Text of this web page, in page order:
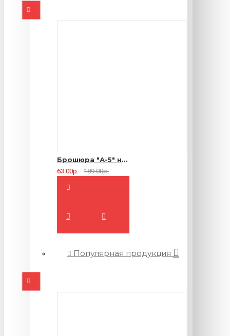
Брошюра "А-5" на 2 скрепки - 16 страниц
63.00р. 189.00р.
Популярная продукция